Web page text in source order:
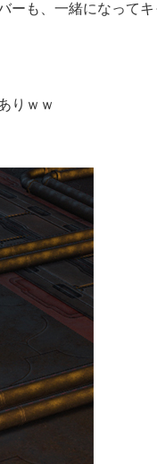
ーも、一緒になってキ
りｗｗ